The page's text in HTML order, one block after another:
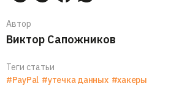
Автор
Виктор Сапожников
Теги статьи
#PayPal #утечка данных #хакеры